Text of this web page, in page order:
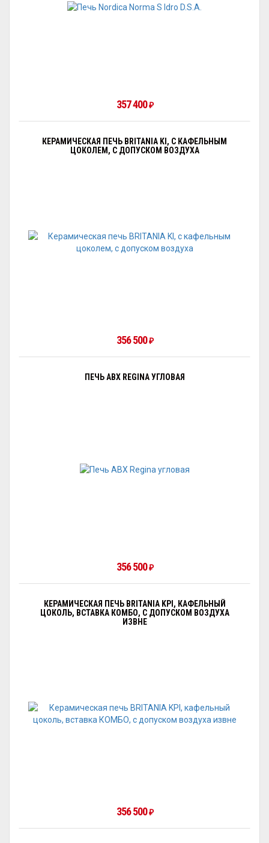
357 400₽
КЕРАМИЧЕСКАЯ ПЕЧЬ BRITANIA KI, С КАФЕЛЬНЫМ
ЦОКОЛЕМ, С ДОПУСКОМ ВОЗДУХА
356 500₽
ПЕЧЬ ABX REGINA УГЛОВАЯ
356 500₽
КЕРАМИЧЕСКАЯ ПЕЧЬ BRITANIA KPI, КАФЕЛЬНЫЙ
ЦОКОЛЬ, ВСТАВКА КОМБО, С ДОПУСКОМ ВОЗДУХА
ИЗВНЕ
356 500₽